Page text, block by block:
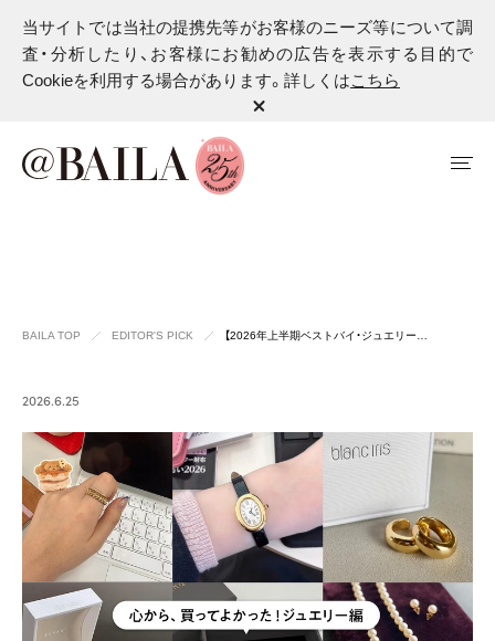
当サイトでは当社の提携先等がお客様のニーズ等について調
査・分析したり、お客様にお勧めの広告を表示する目的で
Cookieを利用する場合があります。詳しくはこちら
BAILA TOP EDITOR'S PICK 【2026年上半期ベストバイ・ジュエリー…
2026.6.25